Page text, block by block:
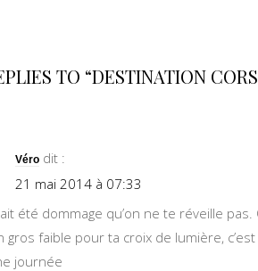
TO “DESTINATION
Véro dit :
21 mai 2014 à 07:33
été dommage qu’on ne te réveille
gros faible pour ta croix de lumière, c’est
journée